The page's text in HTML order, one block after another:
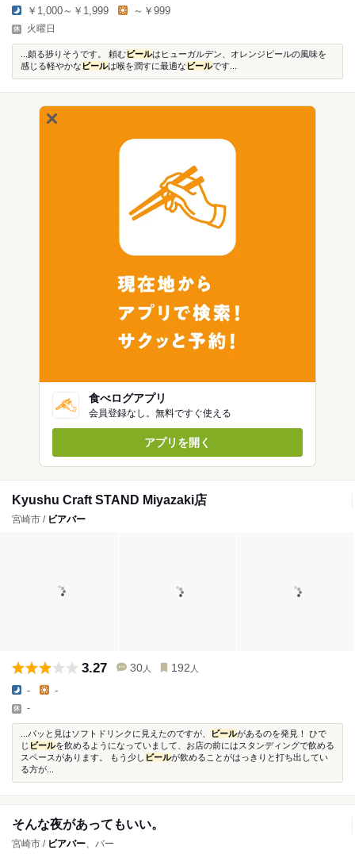
￥1,000～￥1,999 ～￥999
火曜日
...頗る捗りそうです。 頼む ビールはヒューガルデン、オレンジピールの風味を
感じる軽やかな ビールは喉を潤すに最適な ビールです...
食べログアプリ
会員登録なし。無料ですぐ使える
アプリを開く
Kyushu Craft STAND Miyazaki店
宮崎市 / ビアバー
3.27 30 人 192 人
- -
-
...パッと見はソフトドリンクに見えたのですが、 ビールがあるのを発見！ ひで
じ ビールを飲めるようになっていまして、お店の前にはスタンディングで飲める
スペースがあります。 もう少し ビールが飲めることがはっきりと打ち出してい
る方が...
そんな夜があってもいい。
宮崎市 / ビアバー、バー